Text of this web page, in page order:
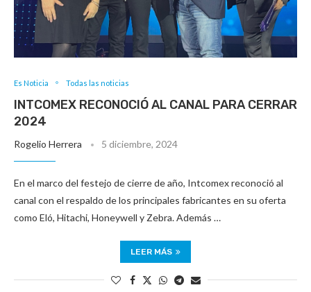
Es Noticia Todas las noticias
INTCOMEX RECONOCIÓ AL CANAL PARA CERRAR
2024
Rogelio Herrera 5 diciembre, 2024
En el marco del festejo de cierre de año, Intcomex reconoció al
canal con el respaldo de los principales fabricantes en su oferta
como Eló, Hitachi, Honeywell y Zebra. Además …
LEER MÁS